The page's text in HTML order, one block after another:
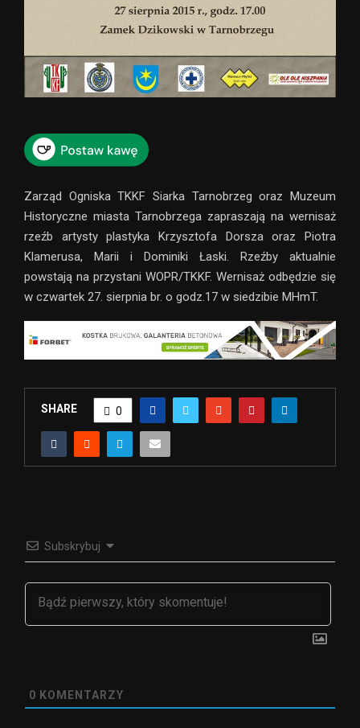
Zarząd Ogniska TKKF Siarka Tarnobrzeg oraz Muzeum
Historyczne miasta Tarnobrzega zapraszają na wernisaż
rzeźb artysty plastyka Krzysztofa Dorsza oraz Piotra
Klamerusa, Marii i Dominiki Łaski. Rzeźby aktualnie
powstają na przystani WOPR/TKKF. Wernisaż odbędzie się
w czwartek 27. sierpnia br. o godz.17 w siedzibie MHmT.
SHARE 0
Subskrybuj
0 KOMENTARZY